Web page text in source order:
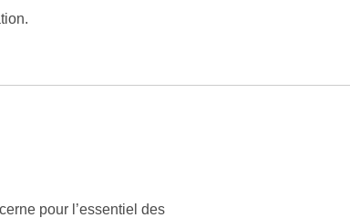
pour l’essentiel des